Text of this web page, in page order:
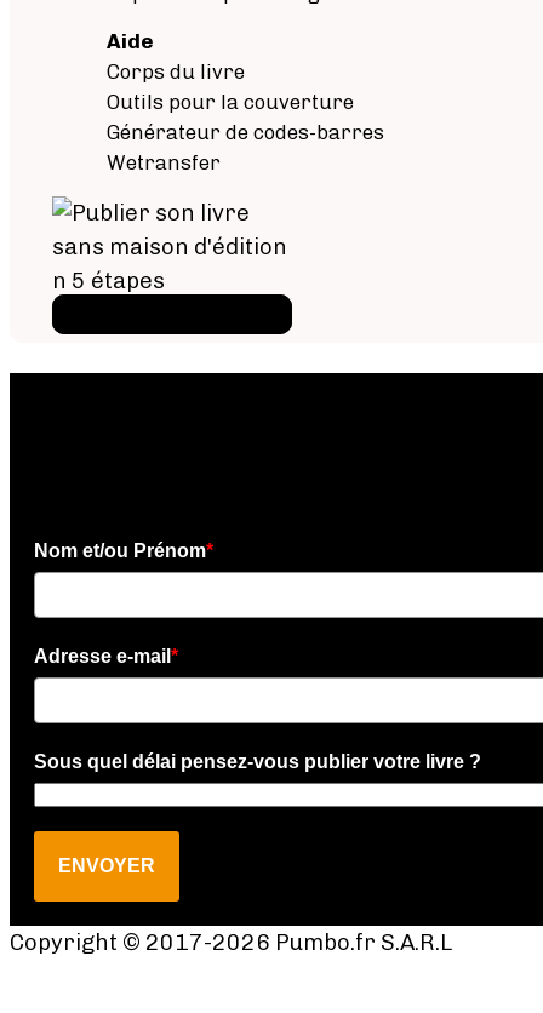
Aide
Corps du livre
Outils pour la couverture
Générateur de codes-barres
Wetransfer
Nom et/ou Prénom*
Adresse e-mail *
Sous quel délai pensez-vous publier votre livre ?
ENVOYER
Copyright © 2017-2026 Pumbo.fr S.A.R.L